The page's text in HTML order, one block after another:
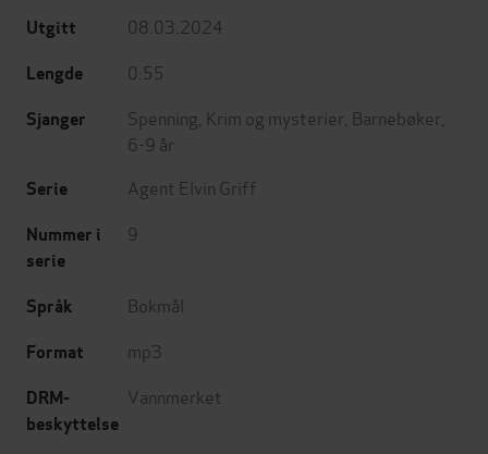
Utgitt 08.03.2024
Lengde 0:55
Sjanger Spenning Krim og mysterier Barnebøker
6-9 år
Serie Agent Elvin Griff
Nummer i
serie
9
Språk Bokmål
Format mp3
DRM-
beskyttelse
Vannmerket